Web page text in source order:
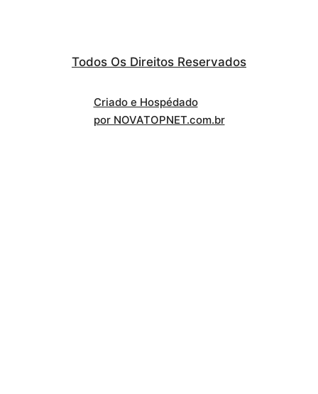
Todos Os Direitos Reservados
Criado e Hospédado
por NOVATOPNET.com.br